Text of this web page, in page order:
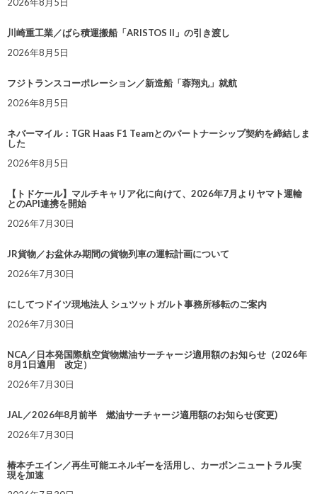
2026年8月5日
川崎重工業／ばら積運搬船「ARISTOS II」の引き渡し
2026年8月5日
フジトランスコーポレーション／新造船「蓉翔丸」就航
2026年8月5日
ネバーマイル：TGR Haas F1 Teamとのパートナーシップ契約を締結しま
した
2026年8月5日
【トドケール】マルチキャリア化に向けて、2026年7月よりヤマト運輸
とのAPI連携を開始
2026年7月30日
JR貨物／お盆休み期間の貨物列車の運転計画について
2026年7月30日
にしてつドイツ現地法人 シュツットガルト事務所移転のご案内
2026年7月30日
NCA／日本発国際航空貨物燃油サーチャージ適用額のお知らせ（2026年
8月1日適用 改定）
2026年7月30日
JAL／2026年8月前半 燃油サーチャージ適用額のお知らせ(変更)
2026年7月30日
椿本チエイン／再生可能エネルギーを活用し、カーボンニュートラル実
現を加速